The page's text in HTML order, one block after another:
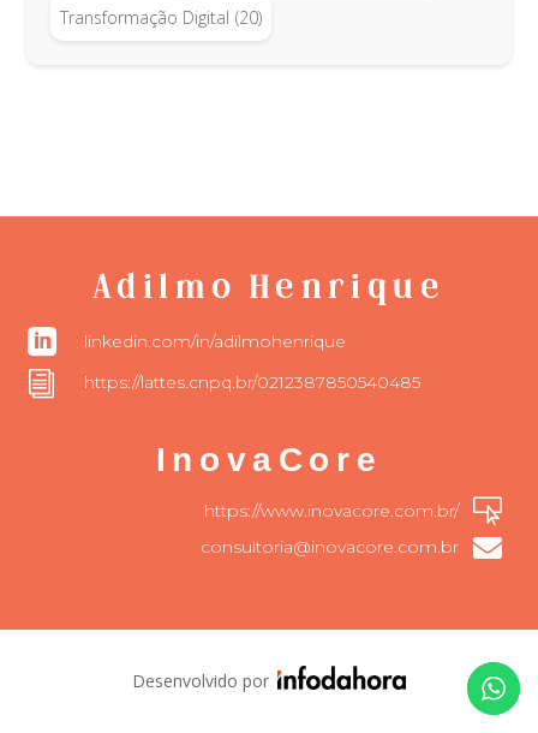
Transformação Digital (20)
Adilmo Henrique
 linkedin.com/in/adilmohenrique
i https://lattes.cnpq.br/0212387850540485
InovaCore

https://www.inovacore.com.br/

consultoria@inovacore.com.br
Desenvolvido por